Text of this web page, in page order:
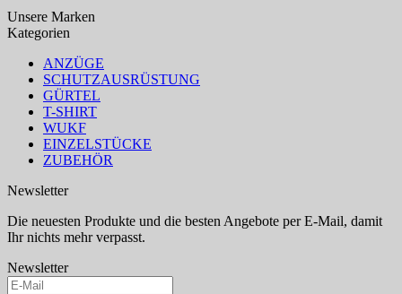
Unsere Marken
Kategorien
ANZÜGE
SCHUTZAUSRÜSTUNG
GÜRTEL
T-SHIRT
WUKF
EINZELSTÜCKE
ZUBEHÖR
Newsletter
Die neuesten Produkte und die besten Angebote per E-Mail, damit
Ihr nichts mehr verpasst.
Newsletter